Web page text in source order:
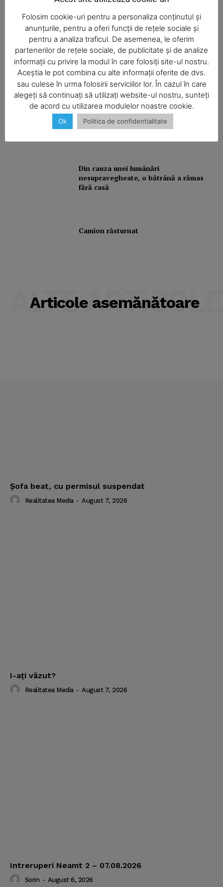
Şofa beat, cu permisul suspendat
I-aţi văzut?
Balcon în flăcări într-un bloc din
Mărăţei
Din cauza unei lumânări
nesupravegheate, o bătrână a rămas
fără casă
Camion răsturnat
Articole asemănătoare
ALTE ARTICOLE
Şofa beat, cu permisul suspendat
Realitatea Media - August 7, 2026
I-aţi văzut?
Realitatea Media - August 7, 2026
Intreruperi Neamt 2 – 07.08.2026
Sorin - August 6, 2026
Folosim cookie-uri pentru a personaliza conținutul și
anunțurile, pentru a oferi funcții de rețele sociale și
pentru a analiza traficul. De asemenea, le oferim
partenerilor de rețele sociale, de publicitate și de analize
informații cu privire la modul în care folosiți site-ul nostru.
Aceștia le pot combina cu alte informații oferite de dvs.
sau culese în urma folosirii serviciilor lor. În cazul în care
alegeți să continuați să utilizați website-ul nostru, sunteți
de acord cu utilizarea modulelor noastre cookie.
Ok Politica de confidentialitate